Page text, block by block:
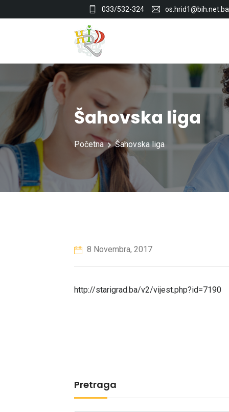
033/532-324 os.hrid1@bih.net.ba
Šahovska liga
Početna Šahovska liga
8 Novembra, 2017
http://starigrad.ba/v2/vijest.php?id=7190
Pretraga